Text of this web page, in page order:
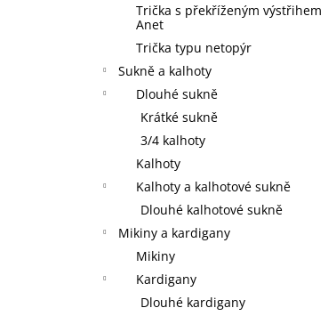
Trička s překříženým výstřihem
Anet
Trička typu netopýr
Sukně a kalhoty
Dlouhé sukně
Krátké sukně
3/4 kalhoty
Kalhoty
Kalhoty a kalhotové sukně
Dlouhé kalhotové sukně
Mikiny a kardigany
Mikiny
Kardigany
Dlouhé kardigany